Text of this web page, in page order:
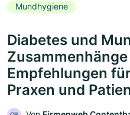
Mundhygiene
Diabetes und
Empfehlungen
Praxen und